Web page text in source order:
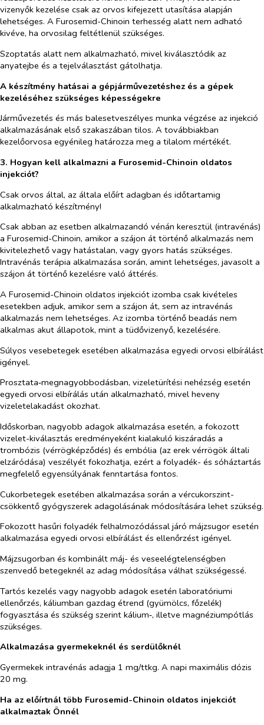
vizenyők kezelése csak az orvos kifejezett utasítása alapján
lehetséges. A Furosemid-Chinoin terhesség alatt nem adható
kivéve, ha orvosilag feltétlenül szükséges.
Szoptatás alatt nem alkalmazható, mivel kiválasztódik az
anyatejbe és a tejelválasztást gátolhatja.
A készítmény hatásai a gépjárművezetéshez és a gépek
kezeléséhez szükséges képességekre
Járművezetés és más balesetveszélyes munka végzése az injekció
alkalmazásának első szakaszában tilos. A továbbiakban
kezelőorvosa egyénileg határozza meg a tilalom mértékét.
3. Hogyan kell alkalmazni a Furosemid-Chinoin oldatos
injekciót?
Csak orvos által, az általa előírt adagban és időtartamig
alkalmazható készítmény!
Csak abban az esetben alkalmazandó vénán keresztül (intravénás)
a Furosemid-Chinoin, amikor a szájon át történő alkalmazás nem
kivitelezhető vagy hatástalan, vagy gyors hatás szükséges.
Intravénás terápia alkalmazása során, amint lehetséges, javasolt a
szájon át történő kezelésre való áttérés.
A Furosemid-Chinoin oldatos injekciót izomba csak kivételes
esetekben adjuk, amikor sem a szájon át, sem az intravénás
alkalmazás nem lehetséges. Az izomba történő beadás nem
alkalmas akut állapotok, mint a tüdővizenyő, kezelésére.
Súlyos vesebetegek esetében alkalmazása egyedi orvosi elbírálást
igényel.
Prosztata‑megnagyobbodásban, vizeletürítési nehézség esetén
egyedi orvosi elbírálás után alkalmazható, mivel heveny
vizeletelakadást okozhat.
Időskorban, nagyobb adagok alkalmazása esetén, a fokozott
vizelet-kiválasztás eredményeként kialakuló kiszáradás a
trombózis (vérrögképződés) és embólia (az erek vérrögök általi
elzáródása) veszélyét fokozhatja, ezért a folyadék- és sóháztartás
megfelelő egyensúlyának fenntartása fontos.
Cukorbetegek esetében alkalmazása során a vércukorszint-
csökkentő gyógyszerek adagolásának módosítására lehet szükség.
Fokozott hasűri folyadék felhalmozódással járó májzsugor esetén
alkalmazása egyedi orvosi elbírálást és ellenőrzést igényel.
Májzsugorban és kombinált máj- és veseelégtelenségben
szenvedő betegeknél az adag módosítása válhat szükségessé.
Tartós kezelés vagy nagyobb adagok esetén laboratóriumi
ellenőrzés, káliumban gazdag étrend (gyümölcs, főzelék)
fogyasztása és szükség szerint kálium‑, illetve magnéziumpótlás
szükséges.
Alkalmazása gyermekeknél és serdülőknél
Gyermekek intravénás adagja 1 mg/ttkg. A napi maximális dózis
20 mg.
Ha az előírtnál több Furosemid-Chinoin oldatos injekciót
alkalmaztak Önnél